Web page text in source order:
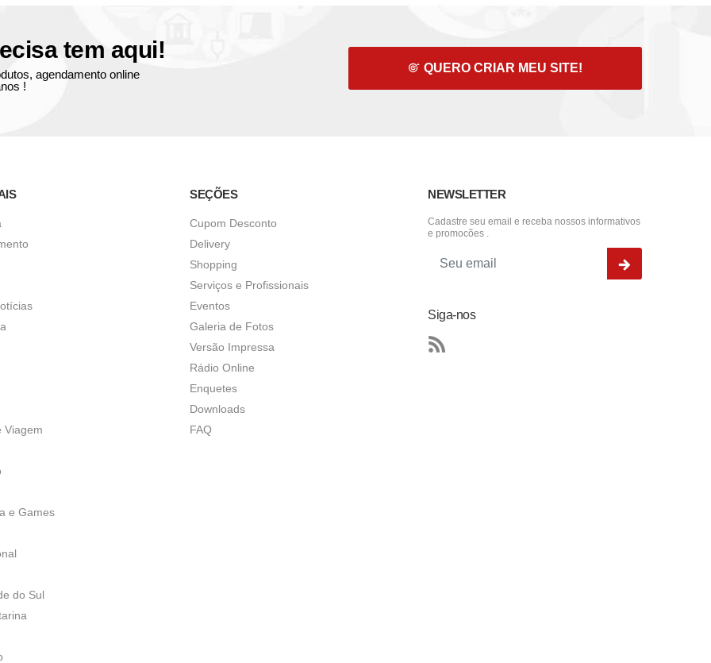
tem aqui!
agendamento online
!
QUERO CRIAR MEU SITE!
Viagem
e Games
do Sul
SEÇÕES
Cupom Desconto
Delivery
Shopping
Serviços e Profissionais
Eventos
Galeria de Fotos
Versão Impressa
Rádio Online
Enquetes
Downloads
FAQ
NEWSLETTER
Cadastre seu email e receba nossos informativos
e promocões .
Siga-nos